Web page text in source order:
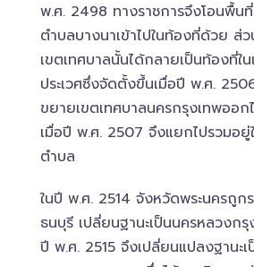
พ.ศ. 2498 ทางราชการจึงโอนพื้น
ตำบลบางนาเข้าไปในท้องที่ด้วย
เขตเทศบาลนั้นได้กลายเป็นท้องที่ใ
ประเวศซึ่งจัดตั้งขึ้นเมื่อปี พ.ศ.
ขยายเขตเทศบาลนครกรุงเทพออ
เมื่อปี พ.ศ. 2507 จึงแยกไปรวมอยู่
ตำบล
ในปี พ.ศ. 2514 จังหวัดพระนครถูก
ธนบุรี เปลี่ยนฐานะเป็นนครหลวงกรุ
ปี พ.ศ. 2515 จึงเปลี่ยนแปลงฐานะเ